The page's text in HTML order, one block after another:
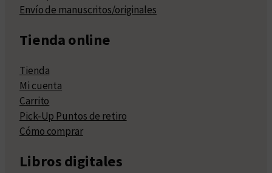
Envío de manuscritos/originales
Tienda online
Tienda
Mi cuenta
Carrito
Pick-Up Puntos de retiro
Cómo comprar
Libros digitales